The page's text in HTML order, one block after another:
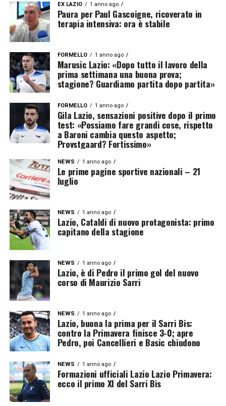
EX LAZIO 1 anno ago
Paura per Paul Gascoigne, ricoverato in
terapia intensiva: ora è stabile
FORMELLO 1 anno ago
Marusic Lazio: «Dopo tutto il lavoro della
prima settimana una buona prova;
stagione? Guardiamo partita dopo partita»
FORMELLO 1 anno ago
Gila Lazio, sensazioni positive dopo il primo
test: «Possiamo fare grandi cose, rispetto
a Baroni cambia questo aspetto;
Provstgaard? Fortissimo»
NEWS 1 anno ago
Le prime pagine sportive nazionali – 21
luglio
NEWS 1 anno ago
Lazio, Cataldi di nuovo protagonista: primo
capitano della stagione
NEWS 1 anno ago
Lazio, è di Pedro il primo gol del nuovo
corso di Maurizio Sarri
NEWS 1 anno ago
Lazio, buona la prima per il Sarri Bis:
contro la Primavera finisce 3-0; apre
Pedro, poi Cancellieri e Basic chiudono
NEWS 1 anno ago
Formazioni ufficiali Lazio Lazio Primavera:
ecco il primo XI del Sarri Bis